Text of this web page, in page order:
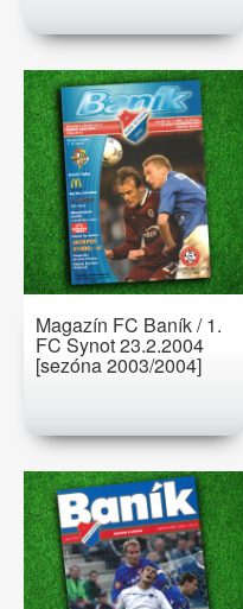
Magazín FC Baník / 1.
FC Synot 23.2.2004
[sezóna 2003/2004]